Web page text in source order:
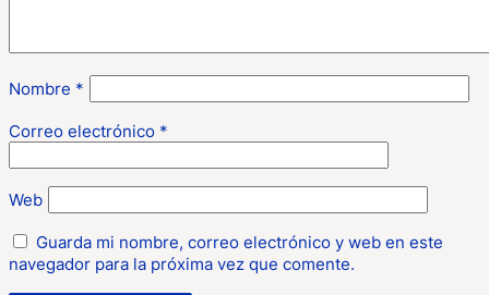
Nombre *
Correo electrónico *
Web
Guarda mi nombre, correo electrónico y web en este
navegador para la próxima vez que comente.